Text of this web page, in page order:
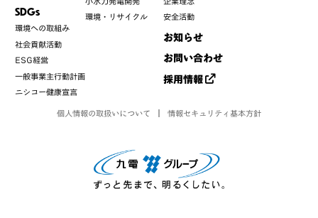
SDGs
環境への取組み
社会貢献活動
ESG経営
一般事業主行動計画
ニシコー健康宣言
環境・リサイクル 安全活動
お知らせ
お問い合わせ
採用情報
個人情報の取扱いについて 情報セキュリティ基本方針